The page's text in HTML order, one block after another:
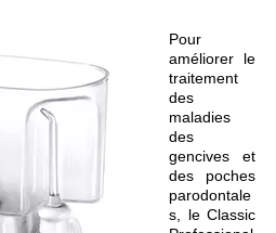
Pour
améliorer le
traitement
des
maladies
des
gencives et
des poches
parodontale
s, le Classic